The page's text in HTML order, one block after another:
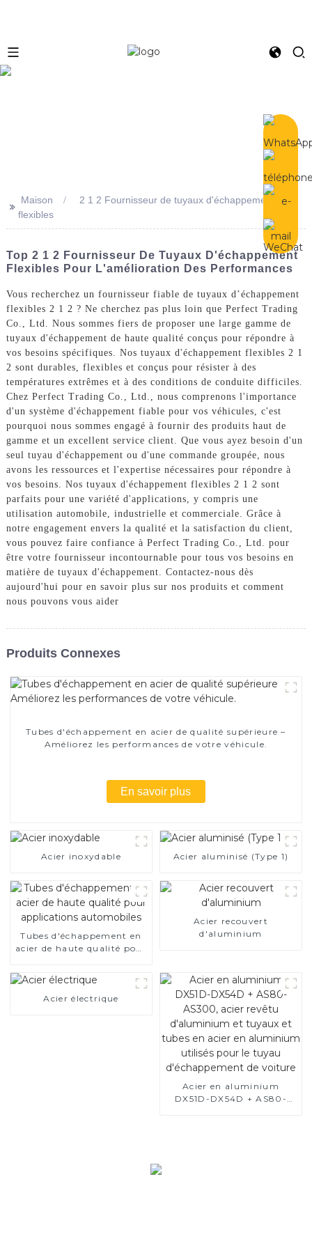
>> Maison
2 1 2 Fournisseur de tuyaux d'échappement
flexibles
Top 2 1 2 Fournisseur De Tuyaux D'échappement
Flexibles Pour L'amélioration Des Performances
Vous recherchez un fournisseur fiable de tuyaux d’échappement
flexibles 2 1 2 ? Ne cherchez pas plus loin que Perfect Trading
Co., Ltd. Nous sommes fiers de proposer une large gamme de
tuyaux d'échappement de haute qualité conçus pour répondre à
vos besoins spécifiques. Nos tuyaux d'échappement flexibles 2 1
2 sont durables, flexibles et conçus pour résister à des
températures extrêmes et à des conditions de conduite difficiles.
Chez Perfect Trading Co., Ltd., nous comprenons l'importance
d'un système d'échappement fiable pour vos véhicules, c'est
pourquoi nous sommes engagé à fournir des produits haut de
gamme et un excellent service client. Que vous ayez besoin d'un
seul tuyau d'échappement ou d'une commande groupée, nous
avons les ressources et l'expertise nécessaires pour répondre à
vos besoins. Nos tuyaux d'échappement flexibles 2 1 2 sont
parfaits pour une variété d'applications, y compris une
utilisation automobile, industrielle et commerciale. Grâce à
notre engagement envers la qualité et la satisfaction du client,
vous pouvez faire confiance à Perfect Trading Co., Ltd. pour
être votre fournisseur incontournable pour tous vos besoins en
matière de tuyaux d'échappement. Contactez-nous dès
aujourd'hui pour en savoir plus sur nos produits et comment
nous pouvons vous aider
Produits Connexes
Tubes d'échappement en acier de qualité supérieure –
Améliorez les performances de votre véhicule.
En savoir plus
Acier inoxydable Acier aluminisé (Type 1)
Tubes d'échappement en
acier de haute qualité pour
Acier recouvert
d'aluminium
Acier électrique
Acier en aluminium
DX51D-DX54D + AS80-